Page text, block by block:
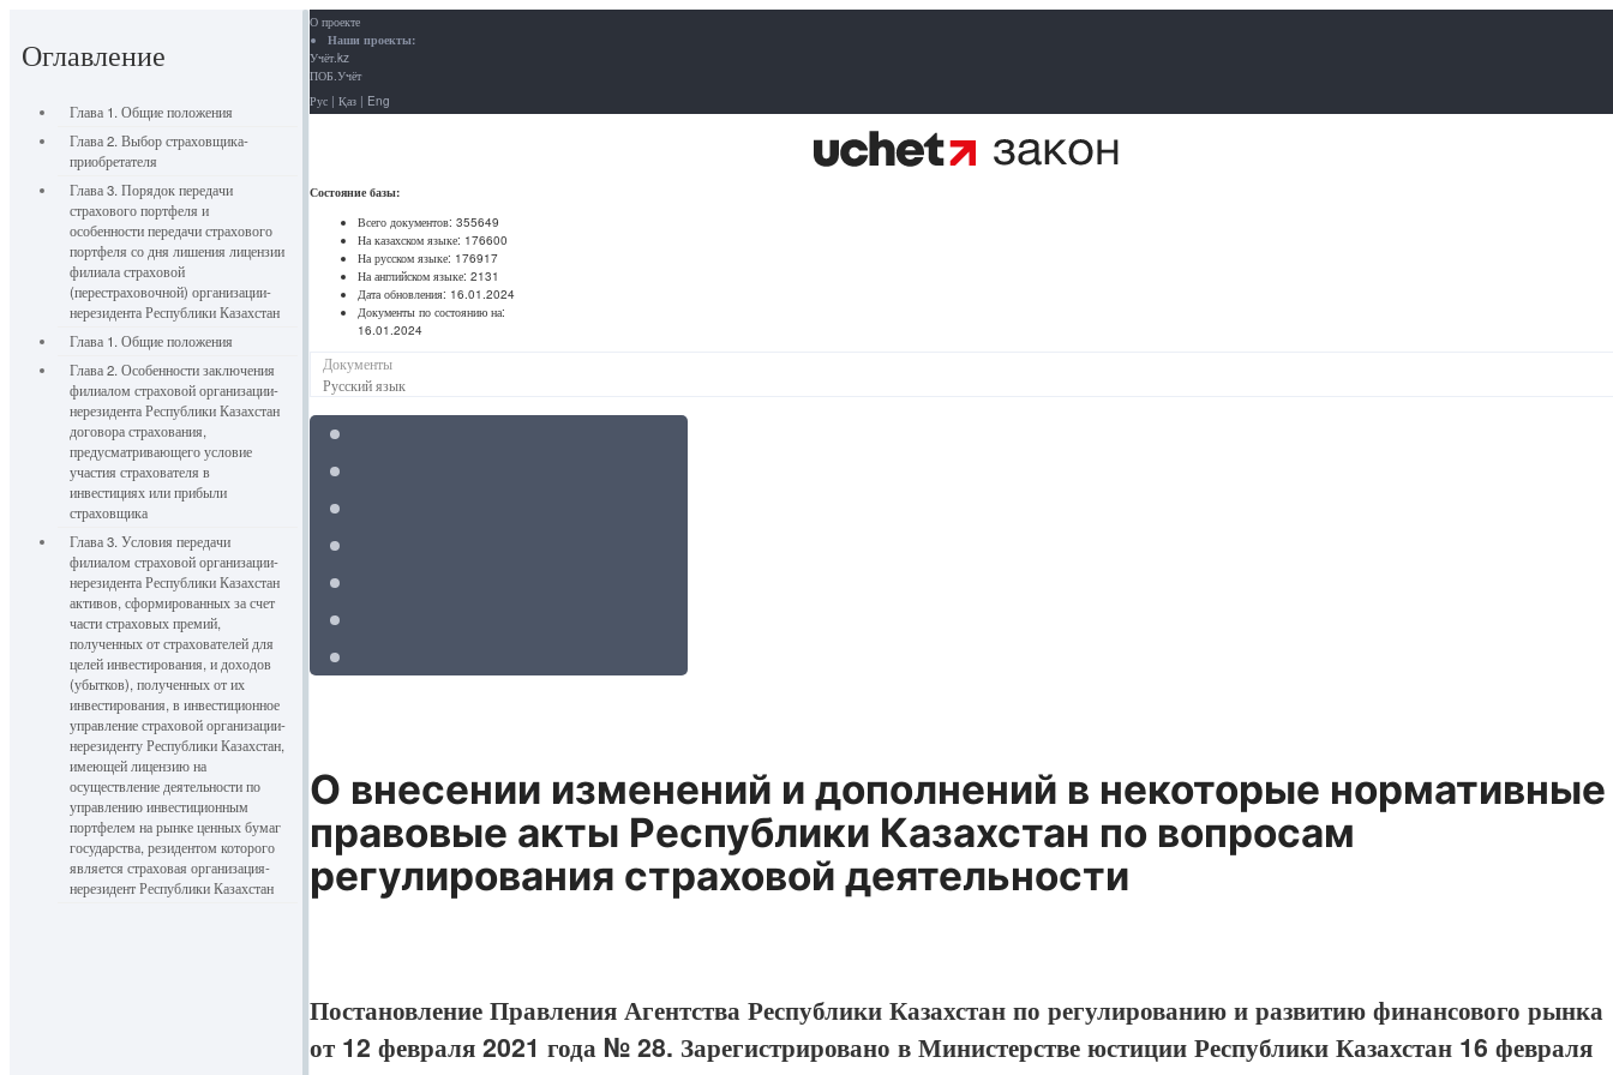
Оглавление
Глава 1. Общие положения
Глава 2. Выбор страховщика-
приобретателя
Глава 3. Порядок передачи
страхового портфеля и
особенности передачи страхового
портфеля со дня лишения лицензии
филиала страховой
(перестраховочной) организации-
нерезидента Республики Казахстан
Глава 1. Общие положения
Глава 2. Особенности заключения
филиалом страховой организации-
нерезидента Республики Казахстан
договора страхования,
предусматривающего условие
участия страхователя в
инвестициях или прибыли
страховщика
Глава 3. Условия передачи
филиалом страховой организации-
нерезидента Республики Казахстан
активов, сформированных за счет
части страховых премий,
полученных от страхователей для
целей инвестирования, и доходов
(убытков), полученных от их
инвестирования, в инвестиционное
управление страховой организации-
нерезиденту Республики Казахстан,
имеющей лицензию на
осуществление деятельности по
управлению инвестиционным
портфелем на рынке ценных бумаг
государства, резидентом которого
является страховая организация-
нерезидент Республики Казахстан
О проекте
Наши проекты:
Учёт.kz
ПОБ.Учёт
Рус | Қаз | Eng
Состояние базы:
Всего документов: 355649
На казахском языке: 176600
На русском языке: 176917
На английском языке: 2131
Дата обновления: 16.01.2024
Документы по состоянию на:
16.01.2024
Документы
Русский язык
О внесении изменений и дополнений в некоторые нормативные
правовые акты Республики Казахстан по вопросам
регулирования страховой деятельности
Постановление Правления Агентства Республики Казахстан по регулированию и развитию финансового рынка
от 12 февраля 2021 года № 28. Зарегистрировано в Министерстве юстиции Республики Казахстан 16 февраля